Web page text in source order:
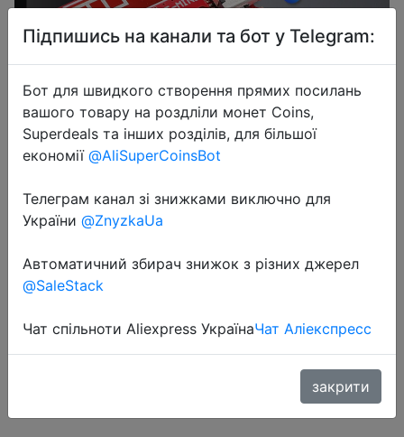
Bluetooth аудио приемник плата
Bluetooth 5,0 MP3 декодер не
допускающий потерь плата
беспроводной стерео
BT-Mini
Підпишись на канали та бот у Telegram:
Бот для швидкого створення прямих посилань
вашого товару на роздліли монет Coins,
Superdeals та інших розділів, для більшої
економії @AliSuperCoinsBot
Телеграм канал зі знижками виключно для
України @ZnyzkaUa
Автоматичний збирач знижок з різних джерел
@SaleStack
Чат спільноти Aliexpress УкраїнаЧат Аліекспресс
закрити